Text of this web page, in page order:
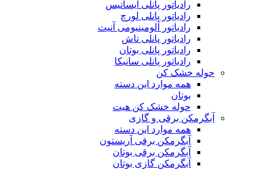
رادیاتور پانلی ایساتیس
رادیاتور پانلی لورچ
رادیاتور آلومینیومی آنیت
رادیاتور پانلی تاش
رادیاتور پانلی بوتان
رادیاتور پانلی سانیکا
حوله خشک کن
همه موارد این دسته
بوتان
حوله خشک کن هیت
آبگرمکن برقی و گازی
همه موارد این دسته
آبگرمکن برقی آریستون
آبگرمکن برقی بوتان
آبگرمکن گازی بوتان